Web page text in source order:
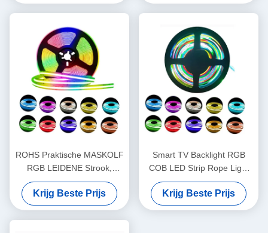
ROHS Praktische MASKOLF
RGB LEIDENE Strook,
Multiscene Gekleurde
LEIDENE Lichte Stroken
Krijg Beste Prijs
Smart TV Backlight RGB
COB LED Strip Rope Light
12V Waterdicht
Krijg Beste Prijs